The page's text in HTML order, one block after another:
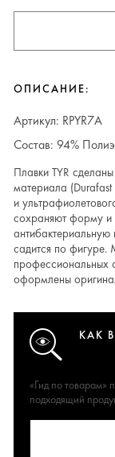
ОПИСАНИЕ:
Артикул: RPYR7A
Состав: 94%
Плавки TYR
материала (Durafast
и
сохраняют форму и
антибактериальную
садится по фигуре.
профессиональных
оформлены
КАК
«Гид по товарам»
подходящий